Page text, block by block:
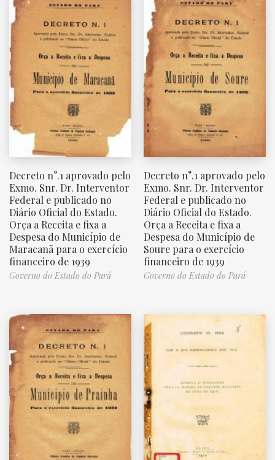
Decreto n°.1 aprovado pelo
Exmo. Snr. Dr. Interventor
Federal e publicado no
Diário Oficial do Estado.
Orça a Receita e fixa a
Despesa do Município de
Maracanã para o exercício
financeiro de 1939
Governo do Estado do Pará
Decreto n°.1 aprovado pelo
Exmo. Snr. Dr. Interventor
Federal e publicado no
Diário Oficial do Estado.
Orça a Receita e fixa a
Despesa do Município de
Soure para o exercício
financeiro de 1939
Governo do Estado do Pará